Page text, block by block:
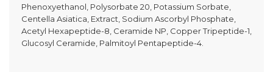
Phenoxyethanol, Polysorbate 20, Potassium Sorbate,
Centella Asiatica, Extract, Sodium Ascorbyl Phosphate,
Acetyl Hexapeptide-8, Ceramide NP, Copper Tripeptide-1,
Glucosyl Ceramide, Palmitoyl Pentapeptide-4.